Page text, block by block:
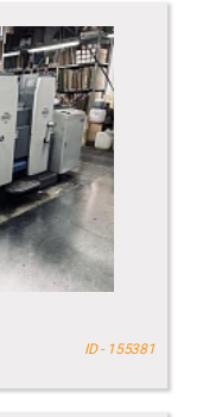
ID - 155381